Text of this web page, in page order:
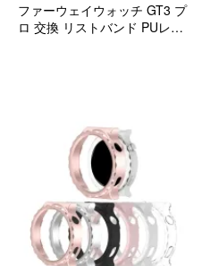
ファーウェイウォッチ GT3 プ
ロ 交換 リストバンド PUレザ